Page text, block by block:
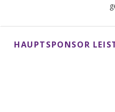
HAUPTSPONSOR